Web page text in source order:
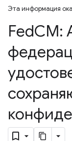
Эта информация
FedCM: